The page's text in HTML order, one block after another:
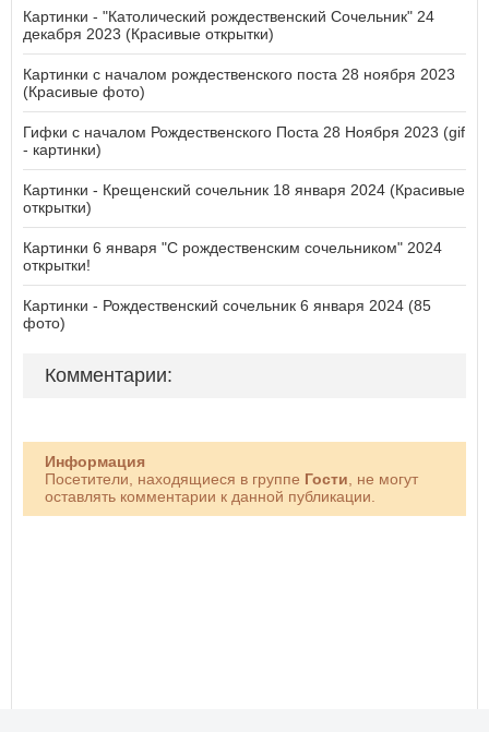
Картинки - "Католический рождественский Сочельник" 24
декабря 2023 (Красивые открытки)
Картинки с началом рождественского поста 28 ноября 2023
(Красивые фото)
Гифки с началом Рождественского Поста 28 Ноября 2023 (gif
- картинки)
Картинки - Крещенский сочельник 18 января 2024 (Красивые
открытки)
Картинки 6 января "С рождественским сочельником" 2024
открытки!
Картинки - Рождественский сочельник 6 января 2024 (85
фото)
Комментарии:
Информация
Посетители, находящиеся в группе Гости , не могут
оставлять комментарии к данной публикации.